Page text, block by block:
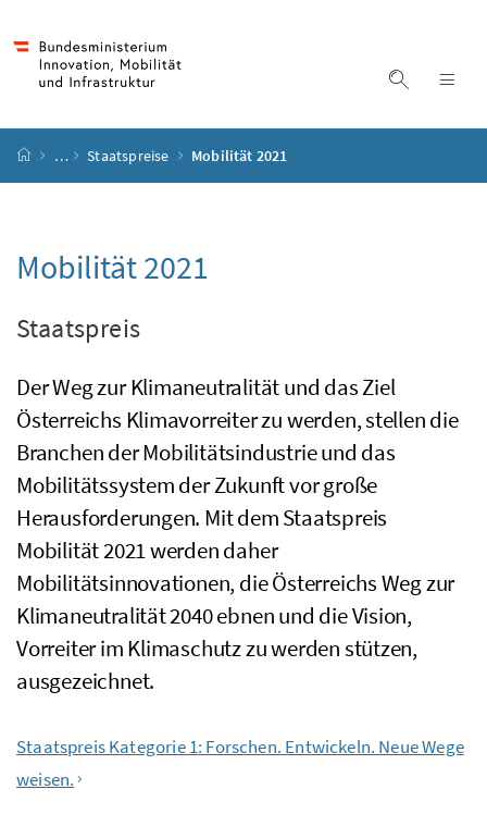
Suche
Startseite
… Staatspreise Mobilität 2021
Mobilität 2021
Staatspreis
Der Weg zur Klimaneutralität und das Ziel
Österreichs Klimavorreiter zu werden, stellen die
Branchen der Mobilitätsindustrie und das
Mobilitätssystem der Zukunft vor große
Herausforderungen. Mit dem Staatspreis
Mobilität 2021 werden daher
Mobilitätsinnovationen, die Österreichs Weg zur
Klimaneutralität 2040 ebnen und die Vision,
Vorreiter im Klimaschutz zu werden stützen,
ausgezeichnet.
Inhaltsverzeichnis
Staatspreis Kategorie 1: Forschen. Entwickeln. Neue Wege
weisen.